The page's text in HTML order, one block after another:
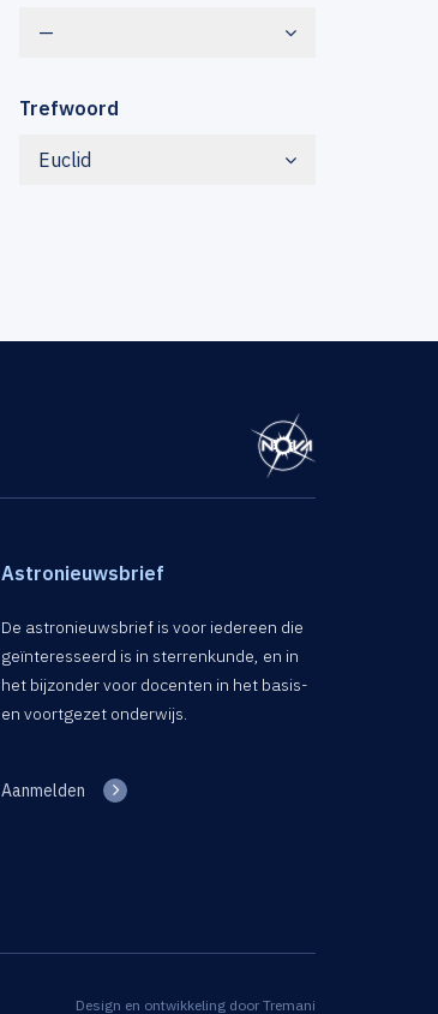
—
Trefwoord
Euclid
Astronieuwsbrief
De astronieuwsbrief is voor iedereen die
geïnteresseerd is in sterrenkunde, en in
het bijzonder voor docenten in het basis-
en voortgezet onderwijs.
Aanmelden
Design en ontwikkeling door Tremani